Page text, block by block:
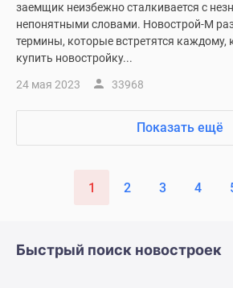
заемщик неизбежно сталкивается с
непонятными словами. Новострой-М
термины, которые встретятся каждому,
купить новостройку...
24 мая 2023 33968
Показать ещё
1 2 3 4
Быстрый поиск новостроек